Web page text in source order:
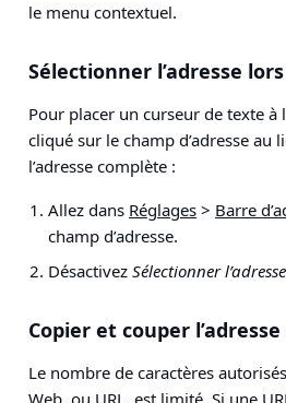
le menu contextuel.
Sélectionner l’adresse
Pour placer un curseur de texte à
cliqué sur le champ d’adresse au
l’adresse complète :
Allez dans Réglages > Barre
champ d’adresse.
Désactivez Sélectionner
Copier et couper
Le nombre de caractères